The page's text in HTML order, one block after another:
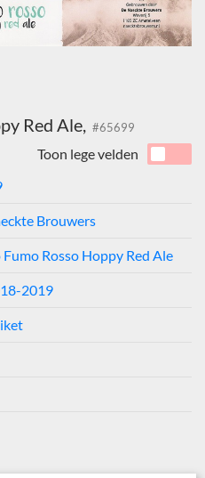
Red Ale, #65699
Toon lege velden
Brouwers
Rosso Hoppy Red Ale
2019